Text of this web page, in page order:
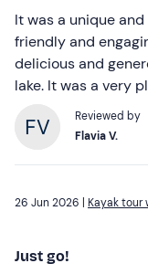
It was a unique
friendly and
delicious and
lake. It was a very
Reviewed by
Flavia V.
26 Jun 2026 | Kayak tour
Just go!